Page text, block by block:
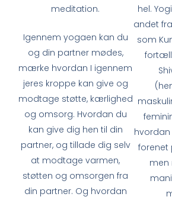
meditation.
Igennem yogaen kan du
og din partner mødes,
mærke hvordan I igennem
jeres kroppe kan give og
modtage støtte, kærlighed
og omsorg. Hvordan du
kan give dig hen til din
partner, og tillade dig selv
at modtage varmen,
støtten og omsorgen fra
din partner. Og hvordan
hel.
andet
som
hvordan
forenet
men